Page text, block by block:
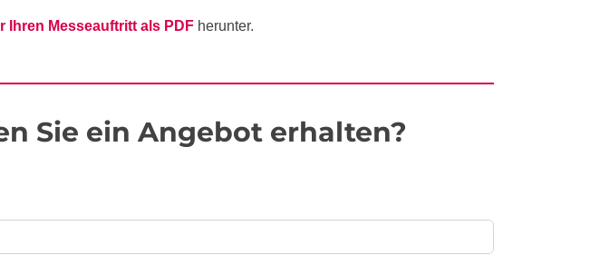
Ihren Messeauftritt als PDF herunter.
Sie ein Angebot erhalten?